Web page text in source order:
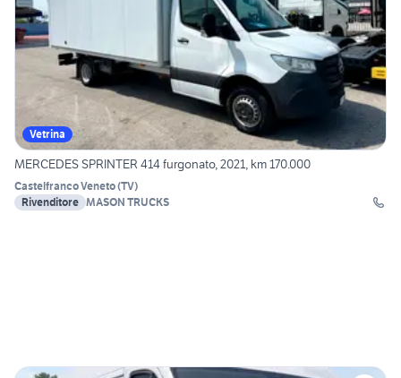
Vetrina
MERCEDES SPRINTER 414 furgonato, 2021, km 170.000
Castelfranco Veneto(TV)
Rivenditore MASON TRUCKS